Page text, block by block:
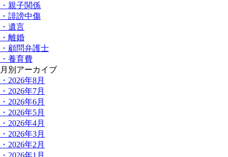
・親子関係
・誹謗中傷
・遺言
・離婚
・顧問弁護士
・養育費
月別アーカイブ
・2026年8月
・2026年7月
・2026年6月
・2026年5月
・2026年4月
・2026年3月
・2026年2月